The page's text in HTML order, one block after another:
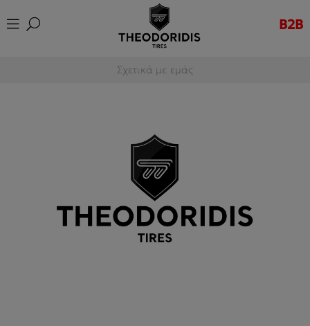
B2B
Σχετικά με εμάς